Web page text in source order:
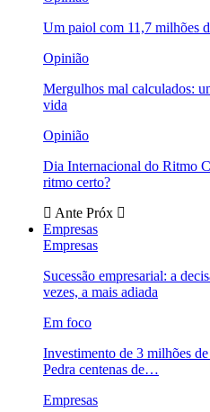
Um paiol com 11,7 milhões
Opinião
Mergulhos mal calculados:
vida
Opinião
Dia Internacional do Ritmo
ritmo certo?
Ante Próx
Empresas
Empresas
Sucessão empresarial: a
vezes, a mais adiada
Em foco
Investimento de 3 milhões
Pedra centenas de…
Empresas